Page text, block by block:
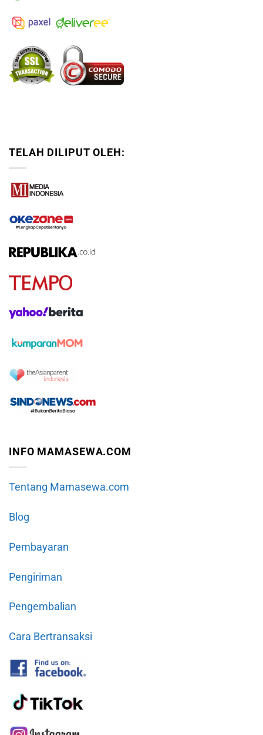
TELAH DILIPUT OLEH:
INFO MAMASEWA.COM
Tentang Mamasewa.com
Blog
Pembayaran
Pengiriman
Pengembalian
Cara Bertransaksi